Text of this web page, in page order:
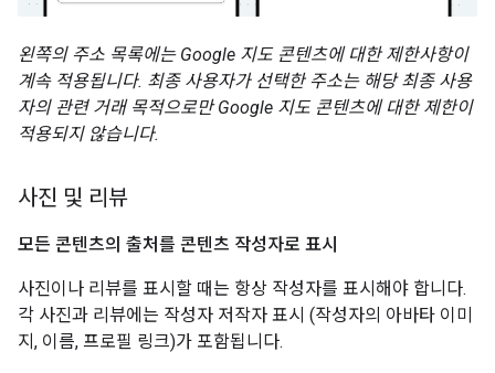
왼쪽의 주소 목록에는 Google 지도 콘텐츠에 대한 제한사항이
계속 적용됩니다. 최종 사용자가 선택한 주소는 해당 최종 사용
자의 관련 거래 목적으로만 Google 지도 콘텐츠에 대한 제한이
적용되지 않습니다.
사진 및 리뷰
모든 콘텐츠의 출처를 콘텐츠 작성자로 표시
사진이나 리뷰를 표시할 때는 항상 작성자를 표시해야 합니다.
각 사진과 리뷰에는 작성자 저작자 표시 (작성자의 아바타 이미
지, 이름, 프로필 링크)가 포함됩니다.